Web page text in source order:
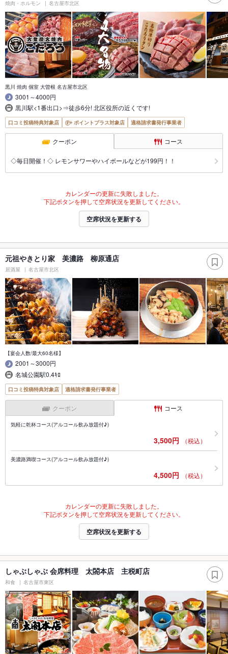
焼肉・ホルモン 名古屋市北区
黒川 焼肉 個室 大曽根 名古屋市北区
3001～4000円
黒川駅<1番出口>⇒徒歩6分! 北区役所の近くです!
口コミ投稿特典対象店 ポイントプラス対象店 適格請求書発行事業者
クーポン コース
◇毎日開催！◇ レモンサワーやハイボールなどが199円！！
カレンダーの更新に失敗しました。
下記ボタンを押して空席状況を更新してください。
空席状況を更新する
元祖やきとり家 美濃路 柳原通店
居酒屋 名古屋市北区
【宴会人数/最大60名様】
2001～3000円
名城公園駅0.4ｷﾛ
口コミ投稿特典対象店 適格請求書発行事業者
クーポン コース
気軽に乾杯コース(アルコール飲み放題付♪)
3,500円 （税込）
美濃路満喫コース(アルコール飲み放題付♪)
4,500円 （税込）
カレンダーの更新に失敗しました。
下記ボタンを押して空席状況を更新してください。
空席状況を更新する
しゃぶしゃぶ 会席料理 太閤本店 主税町店
和食 名古屋市東区